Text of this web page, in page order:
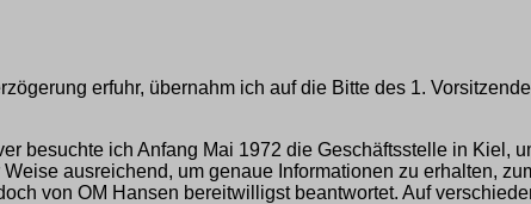
erfuhr, übernahm ich auf die Bitte des 1.
besuchte ich Anfang Mai 1972 die Geschäftsstelle in Kiel,
ausreichend, um genaue Informationen zu erhalten,
von OM Hansen bereitwilligst beantwortet. Auf